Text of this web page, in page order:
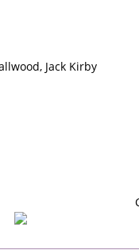
Jack Kirby